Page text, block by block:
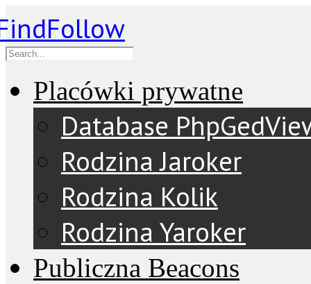
Placówki prywatne
Database
Rodzina Jaroker
Rodzina Kolik
Rodzina Yaroker
Publiczna Beacons